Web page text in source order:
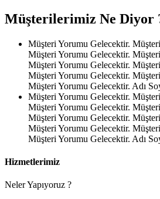
Müşterilerimiz Ne Diyor
Müşteri Yorumu Gelecektir.
Müşteri Yorumu Gelecektir.
Müşteri Yorumu Gelecektir.
Müşteri Yorumu Gelecektir.
Müşteri Yorumu Gelecektir. Adı
Müşteri Yorumu Gelecektir.
Müşteri Yorumu Gelecektir.
Müşteri Yorumu Gelecektir.
Müşteri Yorumu Gelecektir.
Müşteri Yorumu Gelecektir. Adı
Hizmetlerimiz
Neler Yapıyoruz ?